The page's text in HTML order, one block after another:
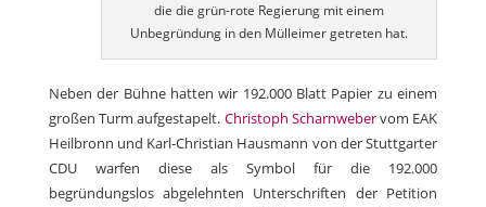
die die grün-rote Regierung mit einem
Unbegründung in den Mülleimer getreten hat.
Neben der Bühne hatten wir 192.000 Blatt Papier zu einem
großen Turm aufgestapelt. Christoph Scharnwebervom EAK
Heilbronn und Karl-Christian Hausmann von der Stuttgarter
CDU warfen diese als Symbol für die 192.000
begründungslos abgelehnten Unterschriften der Petition